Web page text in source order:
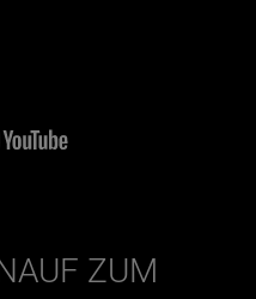
ZUM